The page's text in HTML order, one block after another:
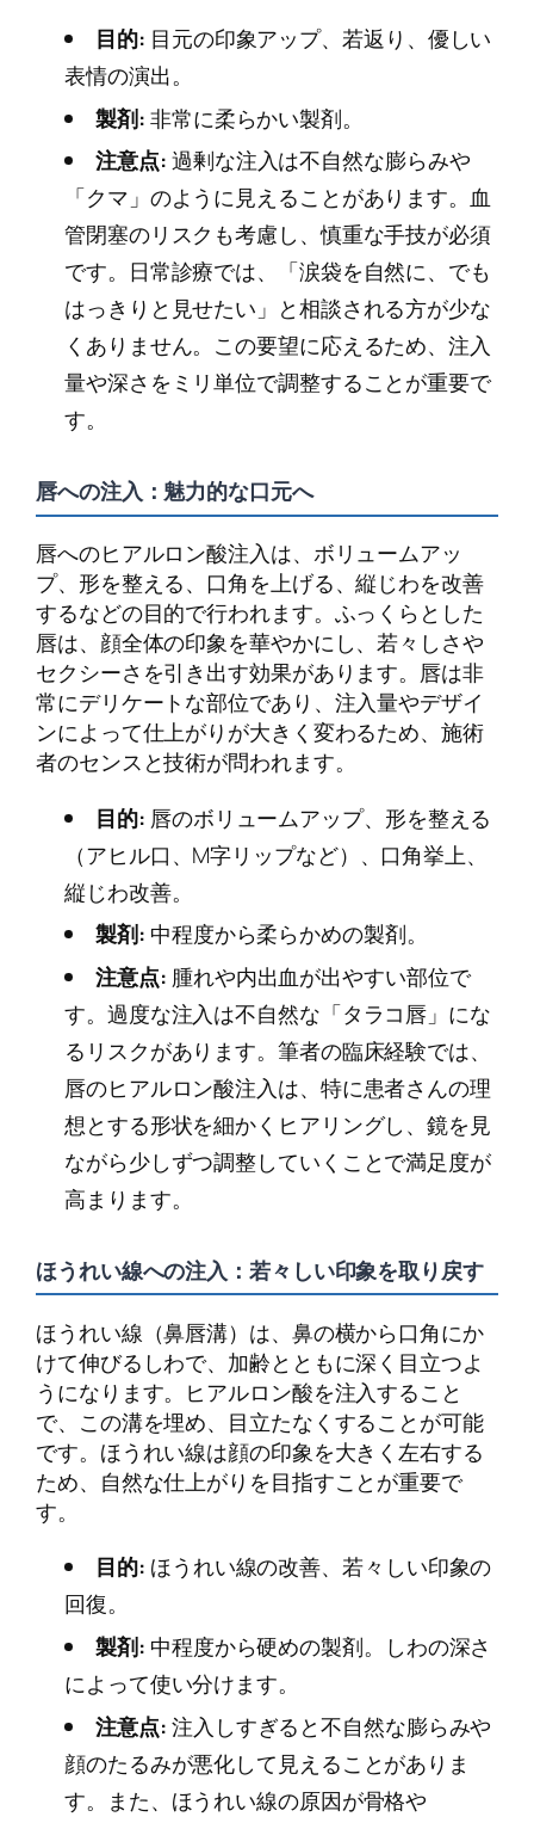
目的: 目元の印象アップ、若返り、優しい
表情の演出。
製剤:非常に柔らかい製剤。
注意点:過剰な注入は不自然な膨らみや
「クマ」のように見えることがあります。血
管閉塞のリスクも考慮し、慎重な手技が必須
です。日常診療では、「涙袋を自然に、でも
はっきりと見せたい」と相談される方が少な
くありません。この要望に応えるため、注入
量や深さをミリ単位で調整することが重要で
す。
唇への注入：魅力的な口元へ
唇へのヒアルロン酸注入は、ボリュームアッ
プ、形を整える、口角を上げる、縦じわを改善
するなどの目的で行われます。ふっくらとした
唇は、顔全体の印象を華やかにし、若々しさや
セクシーさを引き出す効果があります。唇は非
常にデリケートな部位であり、注入量やデザイ
ンによって仕上がりが大きく変わるため、施術
者のセンスと技術が問われます。
目的: 唇のボリュームアップ、形を整える
（アヒル口、M字リップなど）、口角挙上、
縦じわ改善。
製剤: 中程度から柔らかめの製剤。
注意点: 腫れや内出血が出やすい部位で
す。過度な注入は不自然な「タラコ唇」にな
るリスクがあります。筆者の臨床経験では、
唇のヒアルロン酸注入は、特に患者さんの理
想とする形状を細かくヒアリングし、鏡を見
ながら少しずつ調整していくことで満足度が
高まります。
ほうれい線への注入：若々しい印象を取り戻す
ほうれい線（鼻唇溝）は、鼻の横から口角にか
けて伸びるしわで、加齢とともに深く目立つよ
うになります。ヒアルロン酸を注入すること
で、この溝を埋め、目立たなくすることが可能
です。ほうれい線は顔の印象を大きく左右する
ため、自然な仕上がりを目指すことが重要で
す。
目的: ほうれい線の改善、若々しい印象の
回復。
製剤: 中程度から硬めの製剤。しわの深さ
によって使い分けます。
注意点:注入しすぎると不自然な膨らみや
顔のたるみが悪化して見えることがありま
す。また、ほうれい線の原因が骨格や